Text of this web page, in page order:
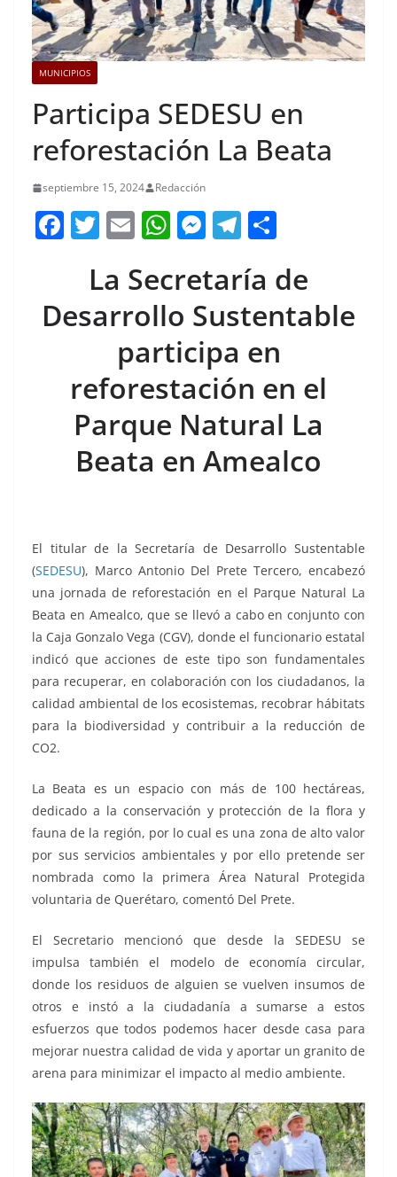
MUNICIPIOS
Participa SEDESU en
reforestación La Beata
septiembre 15, 2024 Redacción
F
e
b
o
k
T
itt
er
E
ai
l
W
at
s
A
p
p
M
ss
e
n
g
er
T
e
gr
a
m
m
p
ar
tir
La Secretaría de
Desarrollo Sustentable
participa en
reforestación en el
Parque Natural La
Beata en Amealco
El titular de la Secretaría de Desarrollo Sustentable
(SEDESU), Marco Antonio Del Prete Tercero, encabezó
una jornada de reforestación en el Parque Natural La
Beata en Amealco, que se llevó a cabo en conjunto con
la Caja Gonzalo Vega (CGV), donde el funcionario estatal
indicó que acciones de este tipo son fundamentales
para recuperar, en colaboración con los ciudadanos, la
calidad ambiental de los ecosistemas, recobrar hábitats
para la biodiversidad y contribuir a la reducción de
CO2.
La Beata es un espacio con más de 100 hectáreas,
dedicado a la conservación y protección de la flora y
fauna de la región, por lo cual es una zona de alto valor
por sus servicios ambientales y por ello pretende ser
nombrada como la primera Área Natural Protegida
voluntaria de Querétaro, comentó Del Prete.
El Secretario mencionó que desde la SEDESU se
impulsa también el modelo de economía circular,
donde los residuos de alguien se vuelven insumos de
otros e instó a la ciudadanía a sumarse a estos
esfuerzos que todos podemos hacer desde casa para
mejorar nuestra calidad de vida y aportar un granito de
arena para minimizar el impacto al medio ambiente.